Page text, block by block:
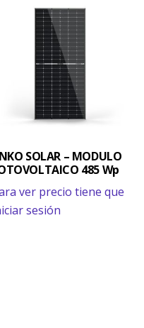
SOLAR – MODULO
485 Wp
ver precio tiene que
sesión